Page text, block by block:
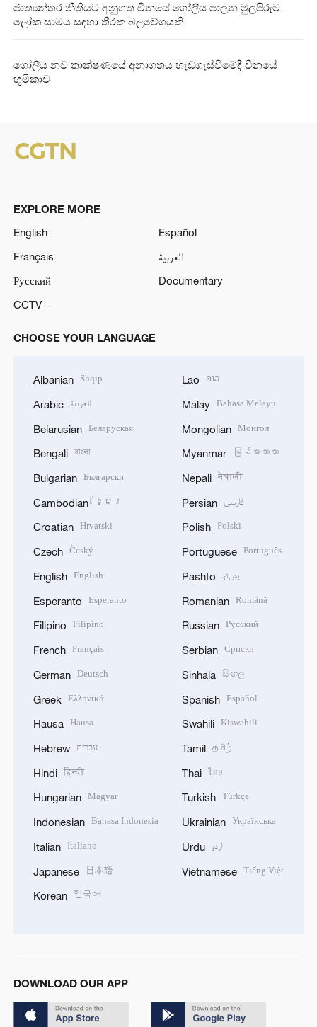
ජාත්‍යන්තර නීතියට අනුගත චීනයේ ගෝලීය පාලන මුලපිරුම
ලෝක සාමය සඳහා තීරක බලවේගයකි
ගෝලීය නව තාක්ෂණයේ අනාගතය හැඩගැස්වීමේදී චීනයේ
භූමිකාව
EXPLORE MORE
English
Español
Français
العربية
Русский
Documentary
CCTV+
CHOOSE YOUR LANGUAGE
Albanian Shqip
Arabic العربية
Belarusian Беларуская
Bengali বাংলা
Bulgarian Български
Cambodian ខ្មែរ
Croatian Hrvatski
Czech Český
English English
Esperanto Esperanto
Filipino Filipino
French Français
German Deutsch
Greek Ελληνικά
Hausa Hausa
Hebrew עברית
Hindi हिन्दी
Hungarian Magyar
Indonesian Bahasa Indonesia
Italian Italiano
Japanese 日本語
Korean 한국어
Lao ລາວ
Malay Bahasa Melayu
Mongolian Монгол
Myanmar မြန်မာဘာသာ
Nepali नेपाली
Persian فارسی
Polish Polski
Portuguese Português
Pashto پښتو
Romanian Română
Russian Русский
Serbian Српски
Sinhala සිංහල
Spanish Español
Swahili Kiswahili
Tamil தமிழ்
Thai ไทย
Turkish Türkçe
Ukrainian Українська
Urdu اردو
Vietnamese Tiếng Việt
DOWNLOAD OUR APP